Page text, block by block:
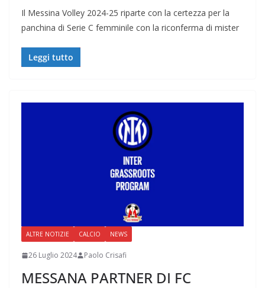
Il Messina Volley 2024-25 riparte con la certezza per la
panchina di Serie C femminile con la riconferma di mister
Leggi tutto
ALTRE NOTIZIE CALCIO NEWS
26 Luglio 2024 Paolo Crisafi
MESSANA PARTNER DI FC